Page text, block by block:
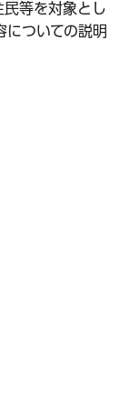
等を対象とし
についての説明